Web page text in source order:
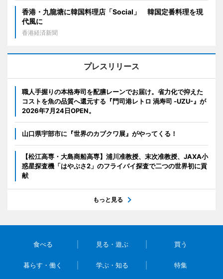
香港・九龍塘に韓国料理店「Social」 韓国定番料理を現
代風に
香港経済新聞
プレスリリース
職人手握りの本格寿司を配膳レーンでお届け。省力化で抑えた
コストを魚の品質へ還元する『門司港レトロ 渦寿司 -UZU-』が
2026年7月24日OPEN。
山口県宇部市に『世界のカブクワ展』がやってくる！
【松江高専・大島商船高専】浦川准教授、末次准教授、JAXA小
惑星探査機「はやぶさ2」のフライバイ探査で二つの世界初に貢
献
もっと見る
食べる 見る・遊ぶ 買う
暮らす・働く 学ぶ・知る 特集